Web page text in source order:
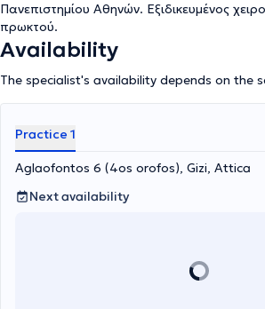
Πανεπιστημίου Αθηνών. Εξιδικευμένος
πρωκτού.
Availability
The specialist's availability depends on the
Practice 1
Aglaofontos 6 (4os orofos), Gizi, Attica
Next availability